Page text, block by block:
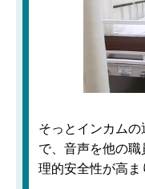
そっとインカム
で、音声を他の
理的安全性が高ま